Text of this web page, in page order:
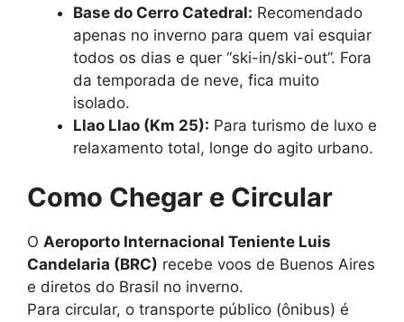
Base do Cerro Catedral: Recomendado
apenas no inverno para quem vai esquiar
todos os dias e quer “ski-in/ski-out”. Fora
da temporada de neve, fica muito
isolado.
Llao Llao (Km 25): Para turismo de luxo e
relaxamento total, longe do agito urbano.
Como Chegar e Circular
O Aeroporto Internacional Teniente Luis
Candelaria (BRC) recebe voos de Buenos Aires
e diretos do Brasil no inverno.
Para circular, o transporte público (ônibus) é